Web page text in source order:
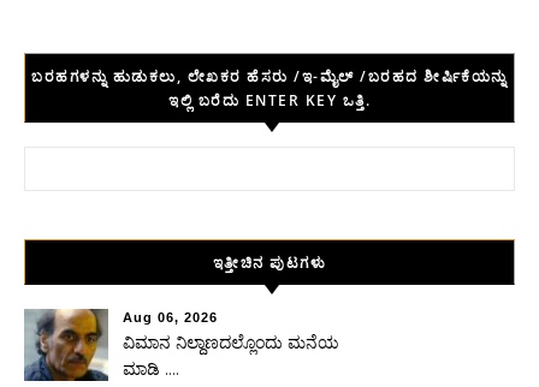
ಬರಹಗಳನ್ನು ಹುಡುಕಲು, ಲೇಖಕರ ಹೆಸರು /ಇ-ಮೈಲ್ /ಬರಹದ ಶೀರ್ಷಿಕೆಯನ್ನು
ಇಲ್ಲಿ ಬರೆದು ENTER KEY ಒತ್ತಿ.
ಇತ್ತೀಚಿನ ಪುಟಗಳು
Aug 06, 2026
ವಿಮಾನ ನಿಲ್ದಾಣದಲ್ಲೊಂದು ಮನೆಯ
ಮಾಡಿ ….